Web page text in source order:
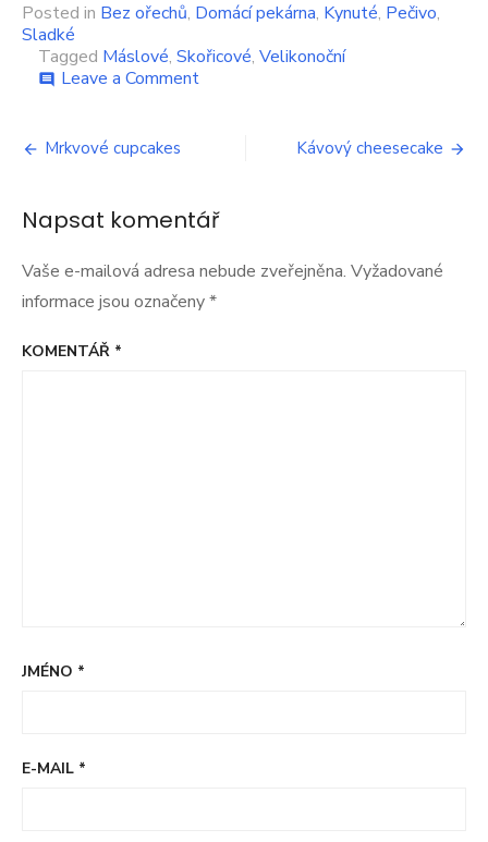
Posted in Bez ořechů, Domácí pekárna, Kynuté, Pečivo,
Sladké
Tagged Máslové, Skořicové, Velikonoční
comment Leave a Commenton
Navigace
příspěvek
Mrkvové cupcakes Kávový cheesecake
Napsat komentář
Vaše e-mailová adresa nebude zveřejněna. Vyžadované
informace jsou označeny*
KOMENTÁŘ *
JMÉNO *
E-MAIL *